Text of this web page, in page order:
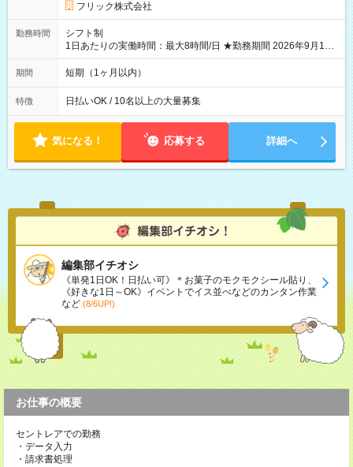
フリック株式会社
勤務時間
シフト制
1日あたりの実働時間：最大8時間/日 ★勤務期間 2026年9月16
日~2026年10月23日 短期勤務OK! 期間中フル勤務できる方優遇
※週3~5日勤務(勤務日数応相談) ※期間前から勤務スタートも可
り ※夜勤シフトあり
期間 短期（1ヶ月以内）
特徴 日払いOK / 10名以上の大量募集
気になる！ 応募する 詳細へ
編集部イチオシ
《単発1日OK！日払い可》＊お菓子のモクモクシール貼り、
《好きな1日～OK》イベントでイス並べなどのカンタン作業
など (8/6UP!)
お仕事の概要
セントレアでの勤務
・データ入力
・請求書処理